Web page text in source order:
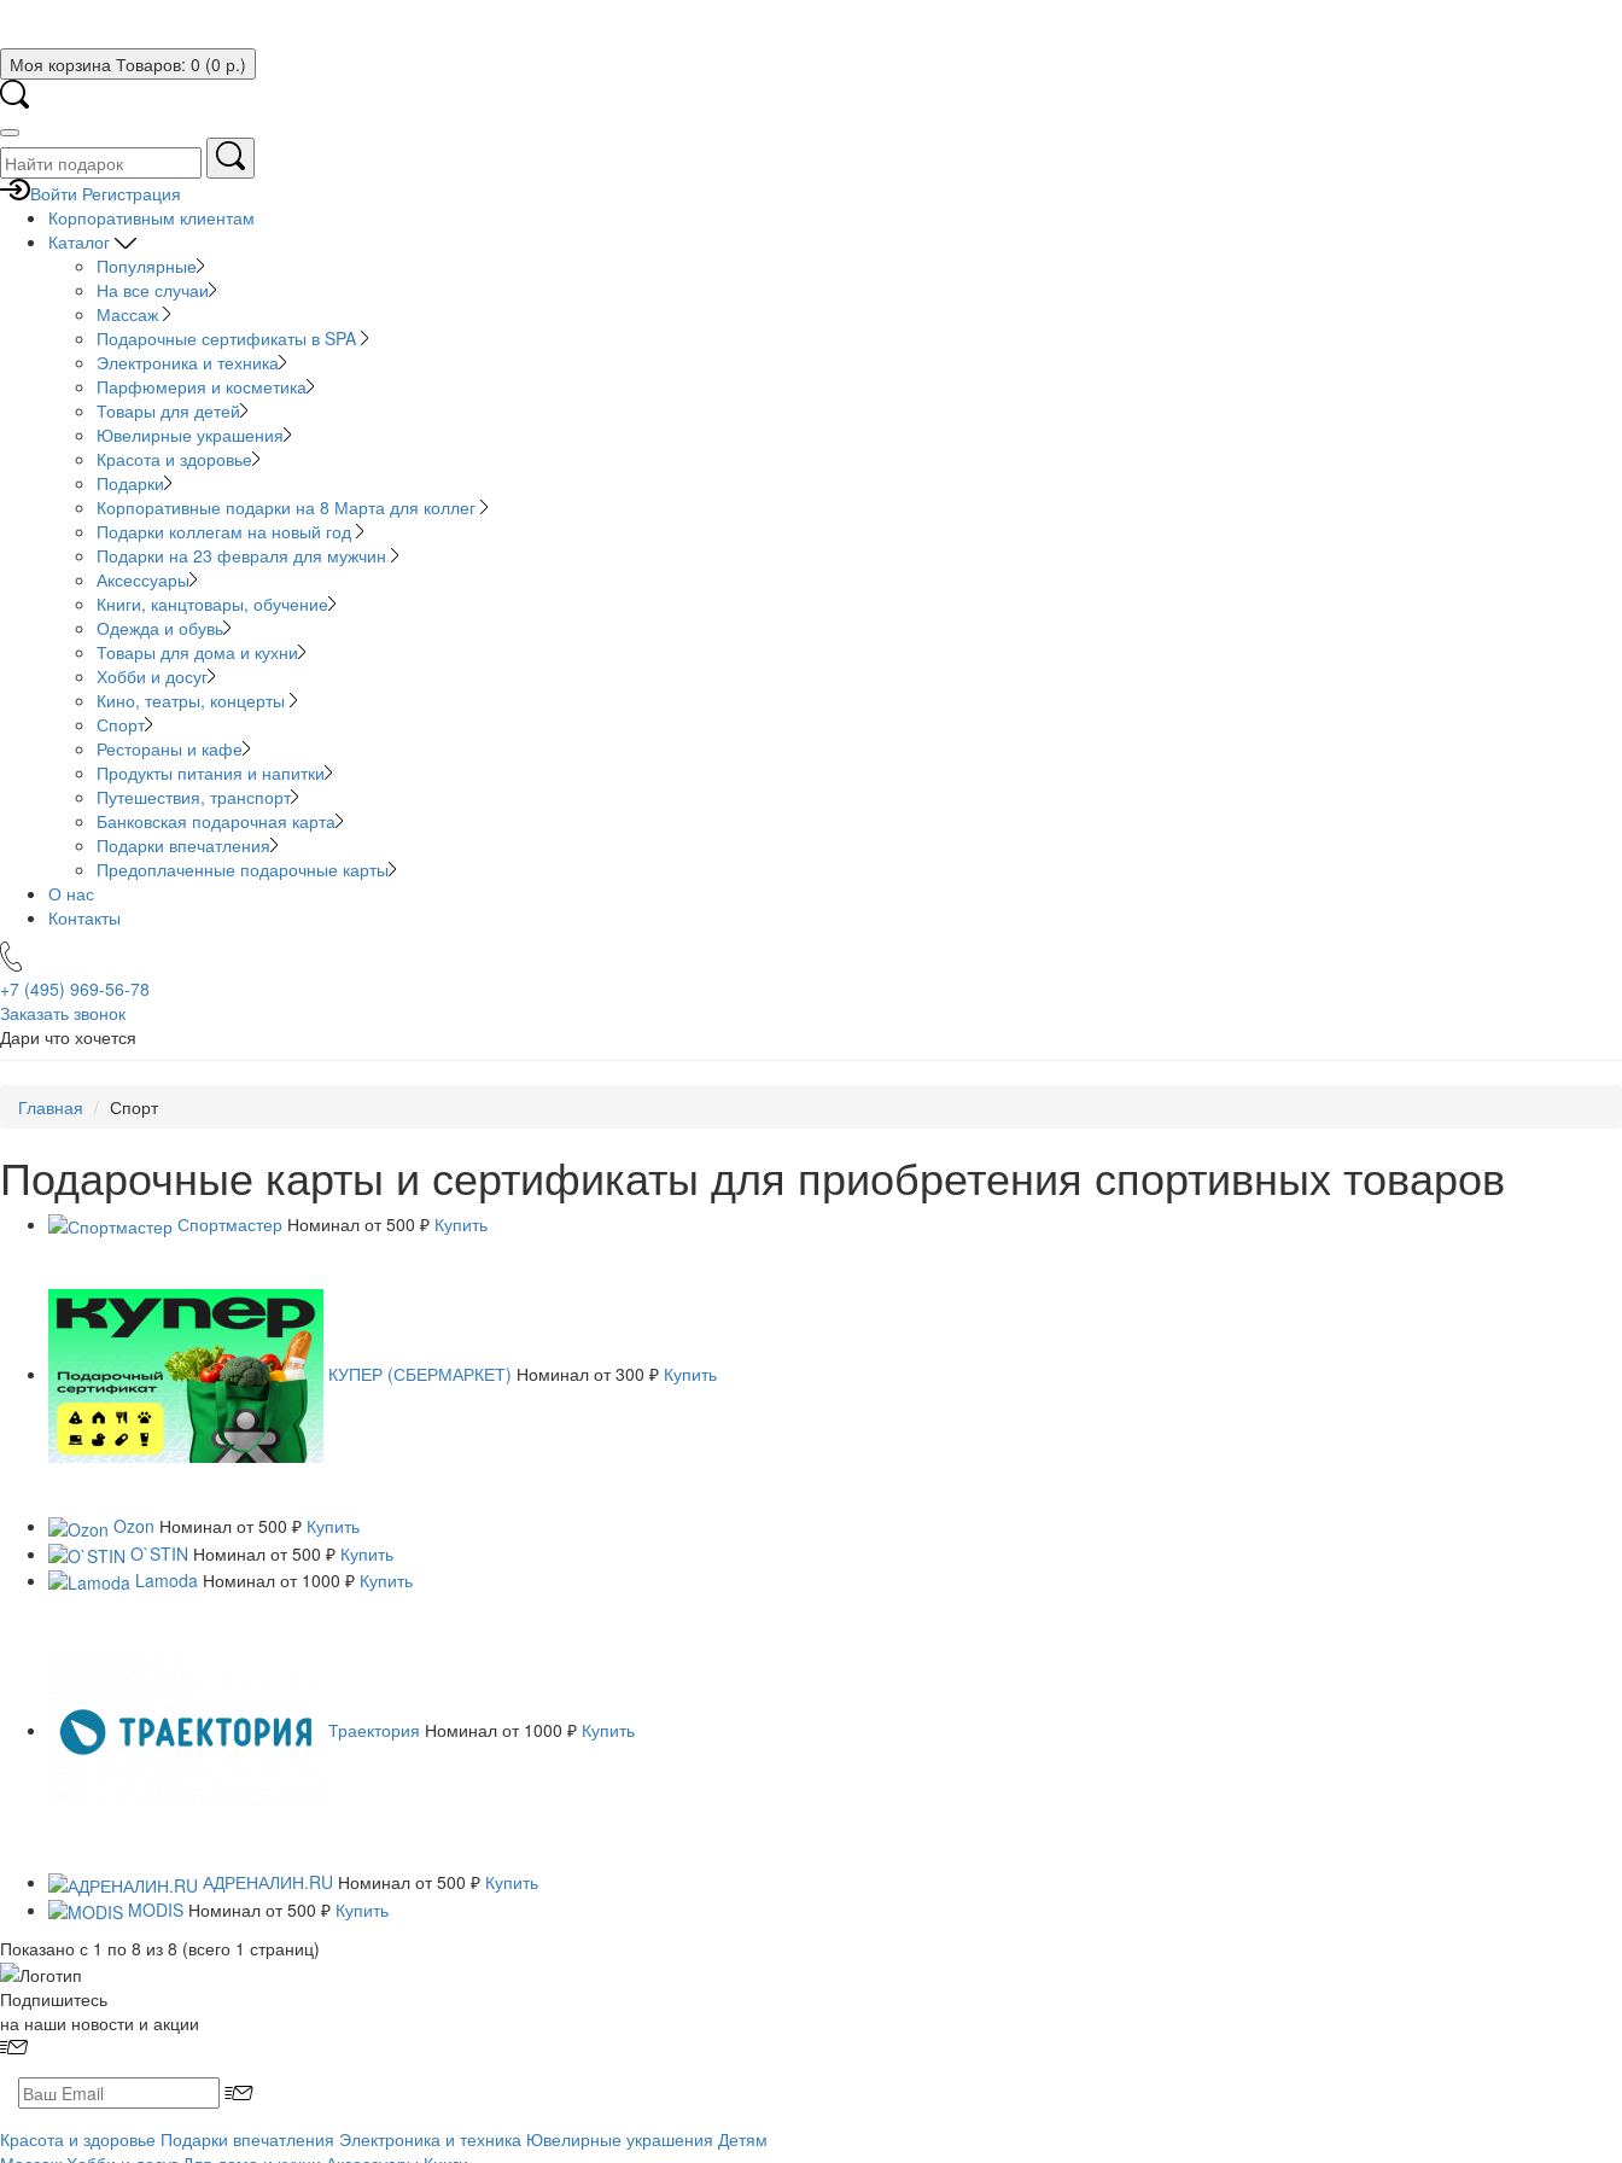
Моя корзина Товаров: 0 (0 р.)
Войти Регистрация
Корпоративным клиентам
Каталог
Популярные
На все случаи
Массаж
Подарочные сертификаты в SPA
Электроника и техника
Парфюмерия и косметика
Товары для детей
Ювелирные украшения
Красота и здоровье
Подарки
Корпоративные подарки на 8 Марта для коллег
Подарки коллегам на новый год
Подарки на 23 февраля для мужчин
Аксессуары
Книги, канцтовары, обучение
Одежда и обувь
Товары для дома и кухни
Хобби и досуг
Кино, театры, концерты
Спорт
Рестораны и кафе
Продукты питания и напитки
Путешествия, транспорт
Банковская подарочная карта
Подарки впечатления
Предоплаченные подарочные карты
О нас
Контакты
+7 (495) 969-56-78
Заказать звонок
Дари что хочется
Главная Спорт
Подарочные карты и сертификаты для приобретения спортивных товаров
Спортмастер Номинал от 500 ₽ Купить
КУПЕР (СБЕРМАРКЕТ) Номинал от 300 ₽ Купить
Ozon Номинал от 500 ₽ Купить
O`STIN Номинал от 500 ₽ Купить
Lamoda Номинал от 1000 ₽ Купить
Траектория Номинал от 1000 ₽ Купить
АДРЕНАЛИН.RU Номинал от 500 ₽ Купить
MODIS Номинал от 500 ₽ Купить
Показано с 1 по 8 из 8 (всего 1 страниц)
Подпишитесь
на наши новости и акции
Красота и здоровье Подарки впечатления Электроника и техника Ювелирные украшения Детям